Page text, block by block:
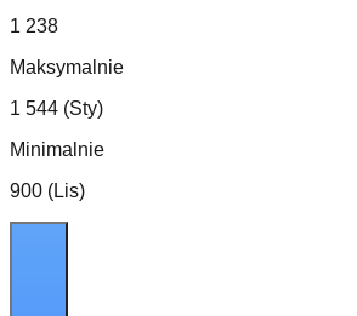
1 238
Maksymalnie
1 544 (Sty)
Minimalnie
900 (Lis)